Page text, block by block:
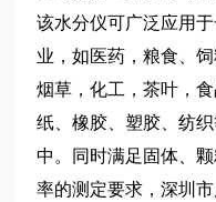
该水分仪可广泛应用
业，如医药，粮食、
烟草，化工，茶叶，
纸、橡胶、塑胶、纺
中。同时满足固体、
率的测定要求，深圳